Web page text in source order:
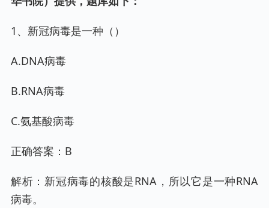
1、新冠病毒是一种（）
A.DNA病毒
B.RNA病毒
C.氨基酸病毒
正确答案：B
解析：新冠病毒的核酸是RNA，所以它是一种RNA
病毒。